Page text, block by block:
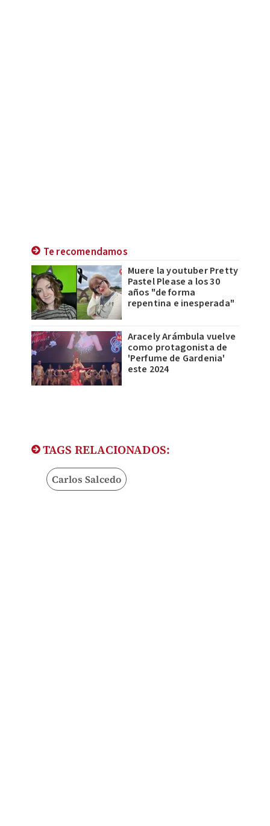
Te recomendamos
Muere la youtuber Pretty
Pastel Please a los 30
años "de forma
repentina e inesperada"
Aracely Arámbula vuelve
como protagonista de
'Perfume de Gardenia'
este 2024
TAGS RELACIONADOS:
Carlos Salcedo